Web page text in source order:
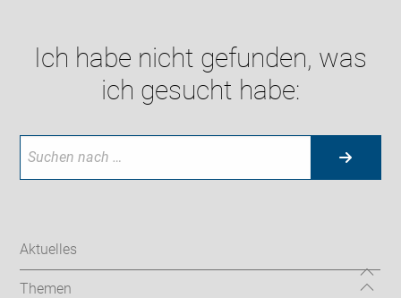
Ich habe nicht gefunden, was
ich gesucht habe:
Aktuelles
Themen